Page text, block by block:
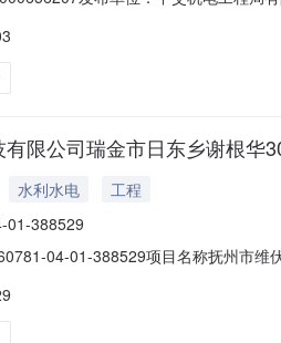
限公司瑞金市日东乡谢根华
水利水电
工程
01-388529
04-01-388529项目名称抚州市维
组件，直流侧容量为34.32KW，交